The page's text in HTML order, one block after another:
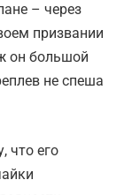
– через
призвании
он большой
не спеша
что его